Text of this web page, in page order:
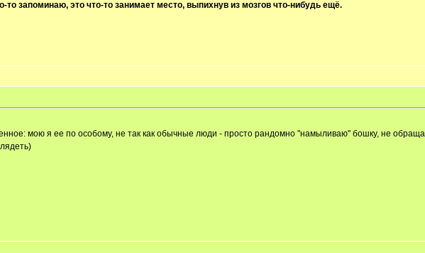
запоминаю, это что-то занимает место, выпихнув из мозгов что-нибудь ещё.
мою я ее по особому, не так как обычные люди - просто рандомно "намыливаю" бошку, не